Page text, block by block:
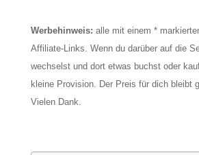
Werbehinweis: alle mit einem *
Affiliate-Links. Wenn du darüber auf die
wechselst und dort etwas buchst oder
kleine Provision. Der Preis für dich bleibt
Vielen Dank.